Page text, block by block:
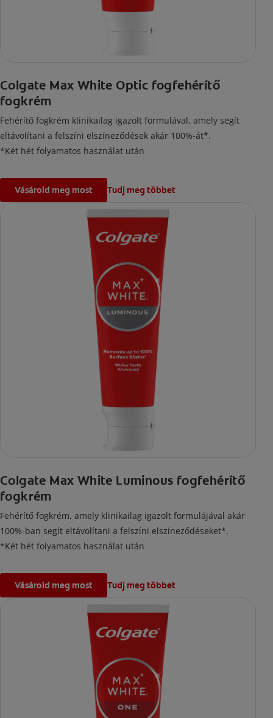
Colgate Max White Optic fogfehérítő
fogkrém
Fehérítő fogkrém klinikailag igazolt formulával, amely segít
eltávolítani a felszíni elszíneződések akár 100%-át*.
*Két hét folyamatos használat után
Vásárold meg most Tudj meg többet
Colgate Max White Luminous fogfehérítő
fogkrém
Fehérítő fogkrém, amely klinikailag igazolt formulájával akár
100%-ban segít eltávolítani a felszíni elszíneződéseket*.
*Két hét folyamatos használat után
Vásárold meg most Tudj meg többet